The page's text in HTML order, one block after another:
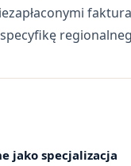
jako specjalizacja